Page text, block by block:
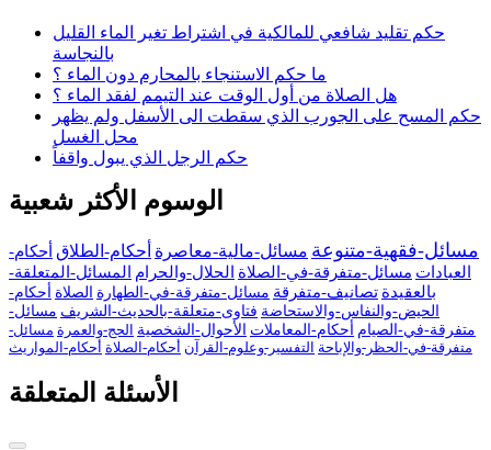
حكم تقليد شافعي للمالكية في اشتراط تغير الماء القليل
بالنجاسة
ما حكم الاستنجاء بالمحارم دون الماء ؟
هل الصلاة من أول الوقت عند التيمم لفقد الماء ؟
حكم المسح على الجورب الذي سقطت الى الأسفل ولم يظهر
محل الغسل
حكم الرجل الذي يبول واقفاً
الوسوم الأكثر شعبية
مسائل-فقهية-متنوعة مسائل-مالية-معاصرة أحكام-الطلاق أحكام-
العبادات مسائل-متفرقة-في-الصلاة الحلال-والحرام المسائل-المتعلقة-
بالعقيدة تصانيف-متفرقة مسائل-متفرقة-في-الطهارة الصلاة أحكام-
الحيض-والنفاس-والاستحاضة فتاوى-متعلقة-بالحديث-الشريف مسائل-
متفرقة-في-الصيام أحكام-المعاملات الأحوال-الشخصية الحج-والعمرة مسائل-
متفرقة-في-الحظر-والإباحة التفسير-وعلوم-القرآن أحكام-الصلاة أحكام-المواريث
الأسئلة المتعلقة